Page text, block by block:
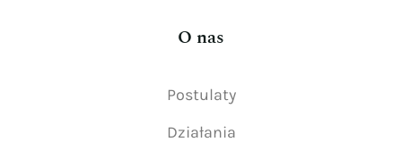
O nas
Postulaty
Działania